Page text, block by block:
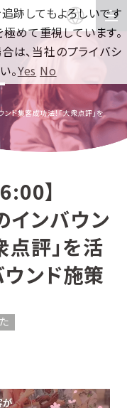
ド集客成功法！「大衆点評」を
】
インバウン
点評」を活
ンド施策
跡してもよろしいです
めて重視しています。
は、当社のプライバシ
。Yes No